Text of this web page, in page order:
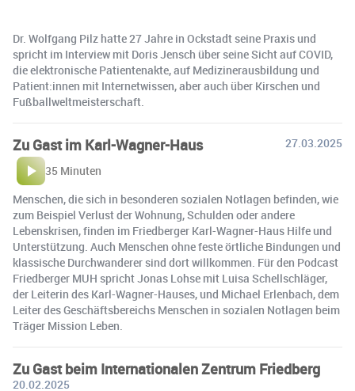
Dr. Wolfgang Pilz hatte 27 Jahre in Ockstadt seine Praxis und
spricht im Interview mit Doris Jensch über seine Sicht auf COVID,
die elektronische Patientenakte, auf Medizinerausbildung und
Patient:innen mit Internetwissen, aber auch über Kirschen und
Fußballweltmeisterschaft.
Zu Gast im Karl-Wagner-Haus
27.03.2025
35 Minuten
Menschen, die sich in besonderen sozialen Notlagen befinden, wie
zum Beispiel Verlust der Wohnung, Schulden oder andere
Lebenskrisen, finden im Friedberger Karl-Wagner-Haus Hilfe und
Unterstützung. Auch Menschen ohne feste örtliche Bindungen und
klassische Durchwanderer sind dort willkommen. Für den Podcast
Friedberger MUH spricht Jonas Lohse mit Luisa Schellschläger,
der Leiterin des Karl-Wagner-Hauses, und Michael Erlenbach, dem
Leiter des Geschäftsbereichs Menschen in sozialen Notlagen beim
Träger Mission Leben.
Zu Gast beim Internationalen Zentrum Friedberg
20.02.2025